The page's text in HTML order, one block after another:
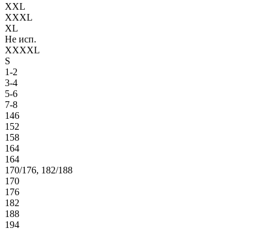
XXL
XXXL
XL
Не исп.
XXXXL
S
1-2
3-4
5-6
7-8
146
152
158
164
164
170/176, 182/188
170
176
182
188
194